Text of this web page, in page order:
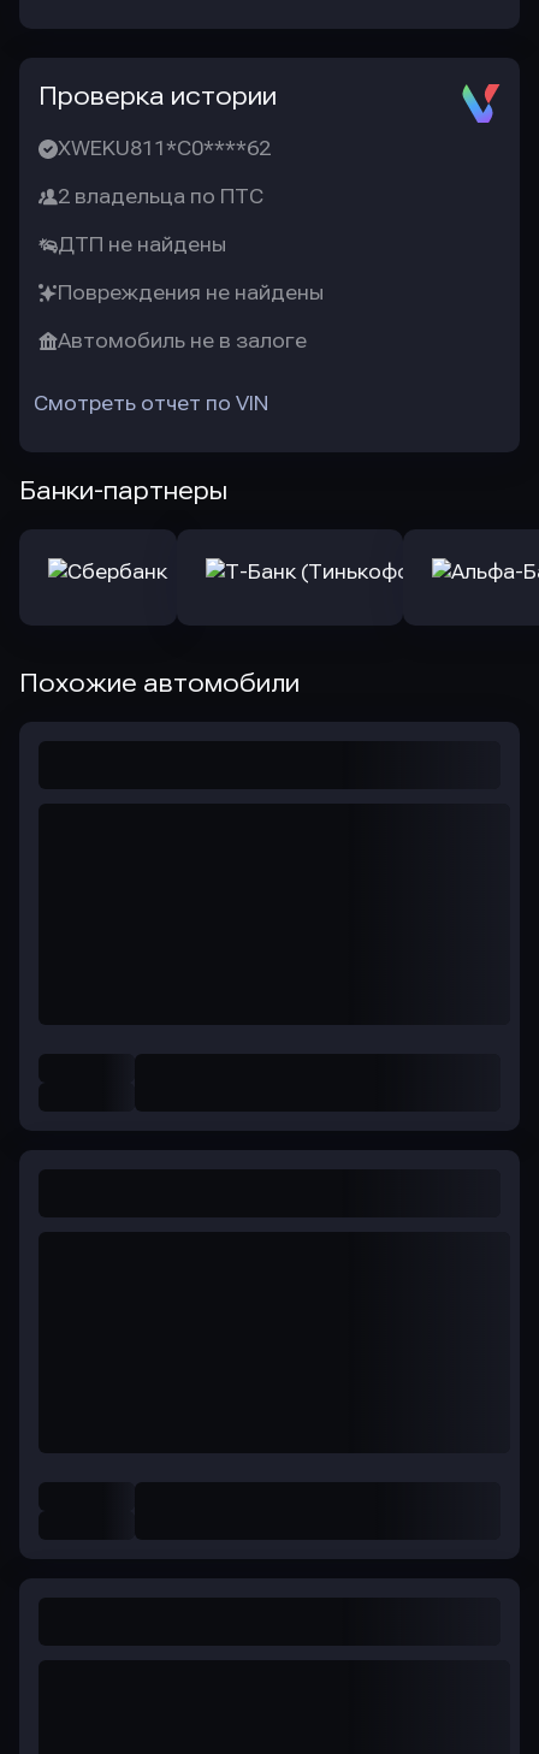
Проверка истории
XWEKU811*C0****62
2 владельца по ПТС
ДТП не найдены
Повреждения не найдены
Автомобиль не в залоге
Смотреть отчет по VIN
Банки-партнеры
Похожие автомобили